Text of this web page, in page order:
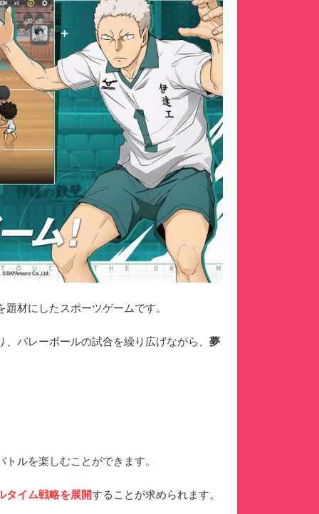
材にしたスポーツゲームです。
バレーボールの試合を繰り広げながら、 夢
ルを楽しむことができます。
タイム戦略を展開することが求められます。